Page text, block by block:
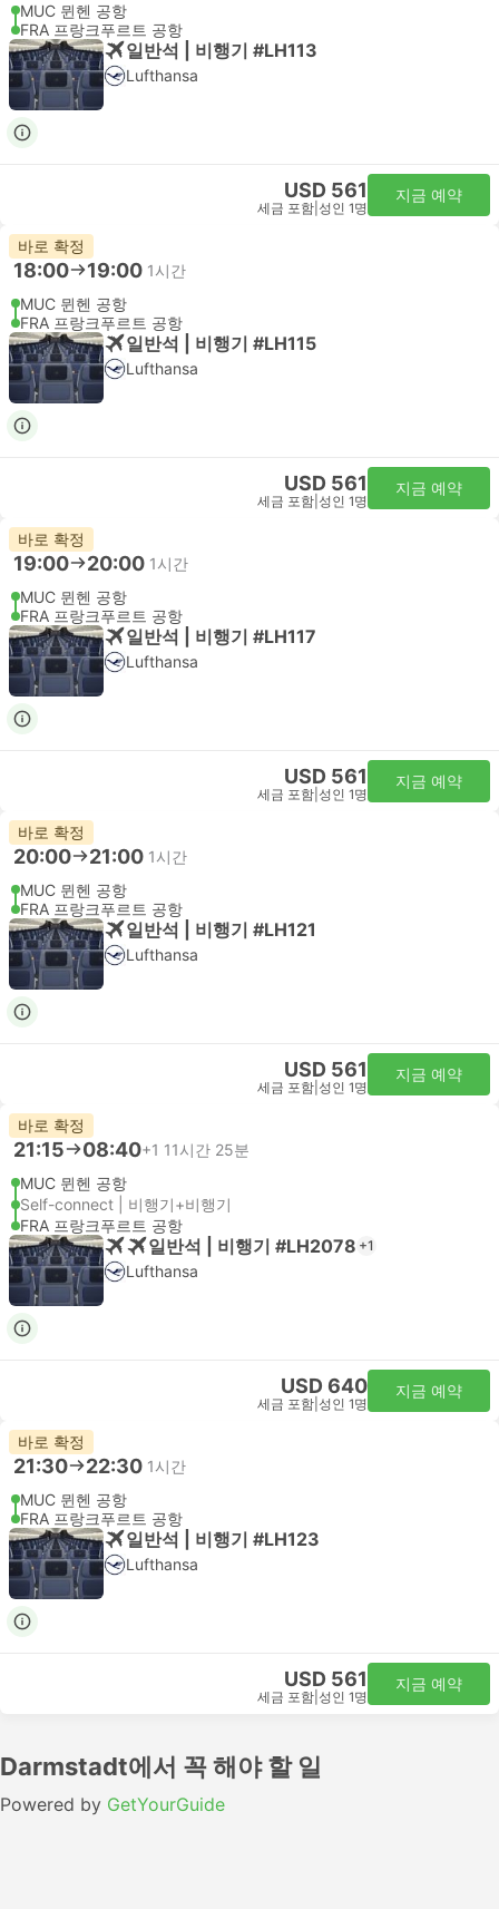
MUC 뮌헨 공항
FRA 프랑크푸르트 공항
일반석 | 비행기 #LH113
Lufthansa
USD 561
세금 포함 성인 1명
지금 예약
바로 확정
18:00 19:00 1시간
MUC 뮌헨 공항
FRA 프랑크푸르트 공항
일반석 | 비행기 #LH115
Lufthansa
USD 561
세금 포함 성인 1명
지금 예약
바로 확정
19:00 20:00 1시간
MUC 뮌헨 공항
FRA 프랑크푸르트 공항
일반석 | 비행기 #LH117
Lufthansa
USD 561
세금 포함 성인 1명
지금 예약
바로 확정
20:00 21:00 1시간
MUC 뮌헨 공항
FRA 프랑크푸르트 공항
일반석 | 비행기 #LH121
Lufthansa
USD 561
세금 포함 성인 1명
지금 예약
바로 확정
21:15 08:40+1 11시간 25분
MUC 뮌헨 공항
Self-connect | 비행기+비행기
FRA 프랑크푸르트 공항
일반석 | 비행기 #LH2078 +1
Lufthansa
USD 640
세금 포함 성인 1명
지금 예약
바로 확정
21:30 22:30 1시간
MUC 뮌헨 공항
FRA 프랑크푸르트 공항
일반석 | 비행기 #LH123
Lufthansa
USD 561
세금 포함 성인 1명
지금 예약
Darmstadt에서 꼭 해야 할 일
Powered by GetYourGuide